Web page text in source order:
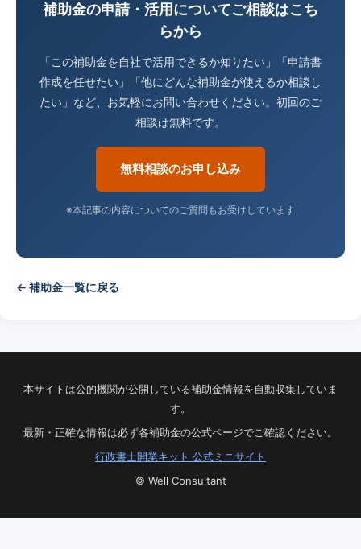
補助金の申請・活用についてご相談はこち
らから
「この補助金を自社で活用できるか知りたい」「申請書
作成を任せたい」「他にどんな補助金が使えるか相談し
たい」など、お気軽にお問い合わせください。初回のご
相談は無料です。
無料相談のお申し込み
※本記事の内容についてのご質問もお受けしています
← 補助金一覧に戻る
本サイトは公的機関が公開している補助金情報を自動収集していま
す。
最新・正確な情報は必ず各補助金の公式ページでご確認ください。
行政書士開業キット 公式ミニサイト
© Well Consultant